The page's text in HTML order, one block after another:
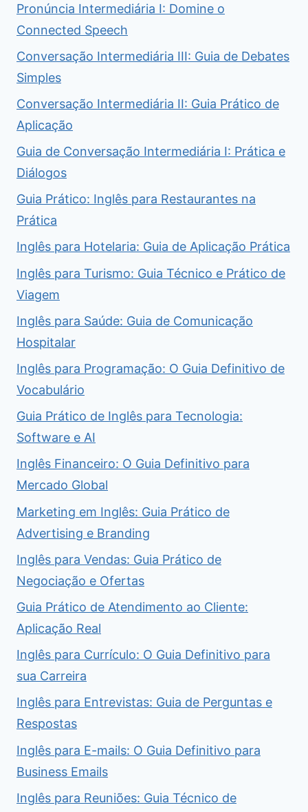
Pronúncia Intermediária I: Domine o
Connected Speech
Conversação Intermediária III: Guia de Debates
Simples
Conversação Intermediária II: Guia Prático de
Aplicação
Guia de Conversação Intermediária I: Prática e
Diálogos
Guia Prático: Inglês para Restaurantes na
Prática
Inglês para Hotelaria: Guia de Aplicação Prática
Inglês para Turismo: Guia Técnico e Prático de
Viagem
Inglês para Saúde: Guia de Comunicação
Hospitalar
Inglês para Programação: O Guia Definitivo de
Vocabulário
Guia Prático de Inglês para Tecnologia:
Software e AI
Inglês Financeiro: O Guia Definitivo para
Mercado Global
Marketing em Inglês: Guia Prático de
Advertising e Branding
Inglês para Vendas: Guia Prático de
Negociação e Ofertas
Guia Prático de Atendimento ao Cliente:
Aplicação Real
Inglês para Currículo: O Guia Definitivo para
sua Carreira
Inglês para Entrevistas: Guia de Perguntas e
Respostas
Inglês para E-mails: O Guia Definitivo para
Business Emails
Inglês para Reuniões: Guia Técnico de